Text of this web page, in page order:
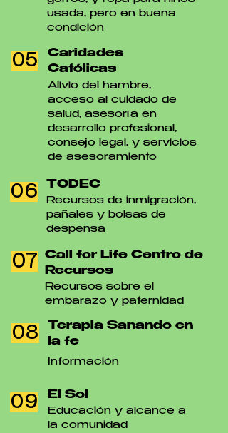
usada, pero en buena
condición
05
Caridades
Católicas
Alivio del hambre,
acceso al cuidado de
salud, asesoría en
desarrollo profesional,
consejo legal, y servicios
de asesoramiento
06 TODEC
Recursos de inmigración,
pañales y bolsas de
despensa
07
Call for Life Centro de
Recursos
Recursos sobre el
embarazo y paternidad
08
Terapia Sanando en
la fe
Información
09 El Sol
Educación y alcance a
la comunidad